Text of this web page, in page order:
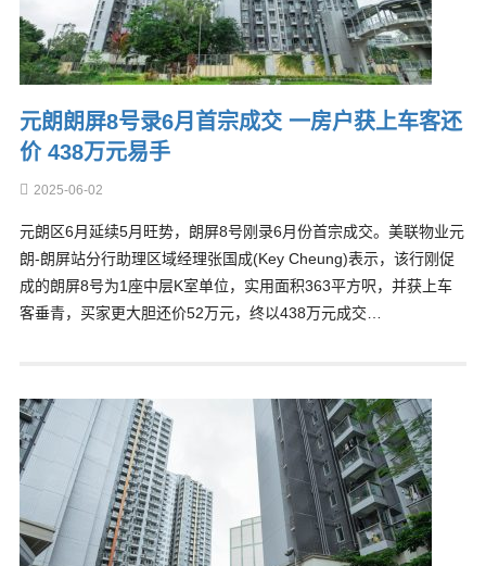
元朗朗屏8号录6月首宗成交 一房户获上车客还
价 438万元易手
2025-06-02
元朗区6月延续5月旺势，朗屏8号刚录6月份首宗成交。美联物业元
朗-朗屏站分行助理区域经理张国成(Key Cheung)表示，该行刚促
成的朗屏8号为1座中层K室单位，实用面积363平方呎，并获上车
客垂青，买家更大胆还价52万元，终以438万元成交…